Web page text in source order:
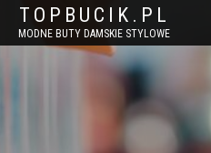
TOPBUCIK.PL
MODNE BUTY DAMSKIE STYLOWE